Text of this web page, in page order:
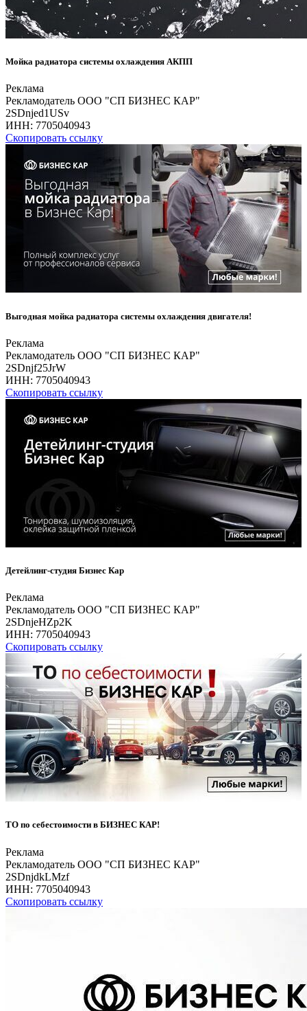
Мойка радиатора системы охлаждения АКПП
Реклама
Рекламодатель ООО "СП БИЗНЕС КАР"
2SDnjed1USv
ИНН: 7705040943
Скопировать ссылку
Выгодная мойка радиатора системы охлаждения двигателя!
Реклама
Рекламодатель ООО "СП БИЗНЕС КАР"
2SDnjf25JrW
ИНН: 7705040943
Скопировать ссылку
Детейлинг-студия Бизнес Кар
Реклама
Рекламодатель ООО "СП БИЗНЕС КАР"
2SDnjeHZp2K
ИНН: 7705040943
Скопировать ссылку
ТО по себестоимости в БИЗНЕС КАР!
Реклама
Рекламодатель ООО "СП БИЗНЕС КАР"
2SDnjdkLMzf
ИНН: 7705040943
Скопировать ссылку